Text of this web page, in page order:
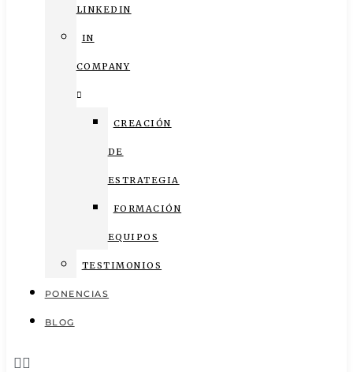
LINKEDIN
IN
COMPANY
CREACIÓN
DE
ESTRATEGIA
FORMACIÓN
EQUIPOS
TESTIMONIOS
PONENCIAS
BLOG